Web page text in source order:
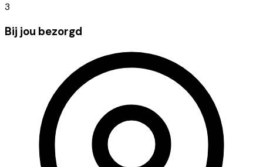
3
Bij jou bezorgd